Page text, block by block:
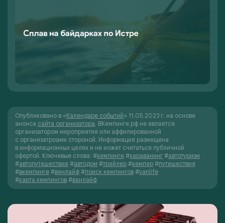
Опубликовано в «Календаре событий» 11.05.2023 г. на основе
анонса сайта организатора. ВКемпинге.рф не является
организатором мероприятия или аффилированной
с организатроами стороной. Информация размещена
в информационных целях и не иожет считаться публичной
офертой. Ключевые слова: #кемпинги #караванинг #автотуризм
#автопутешествия #автодом #трейлер #кемпер #путешествия
#вкемпинге #венлайф #поиск кемпингов #vanlife
#карта кемпингов #ванлайф